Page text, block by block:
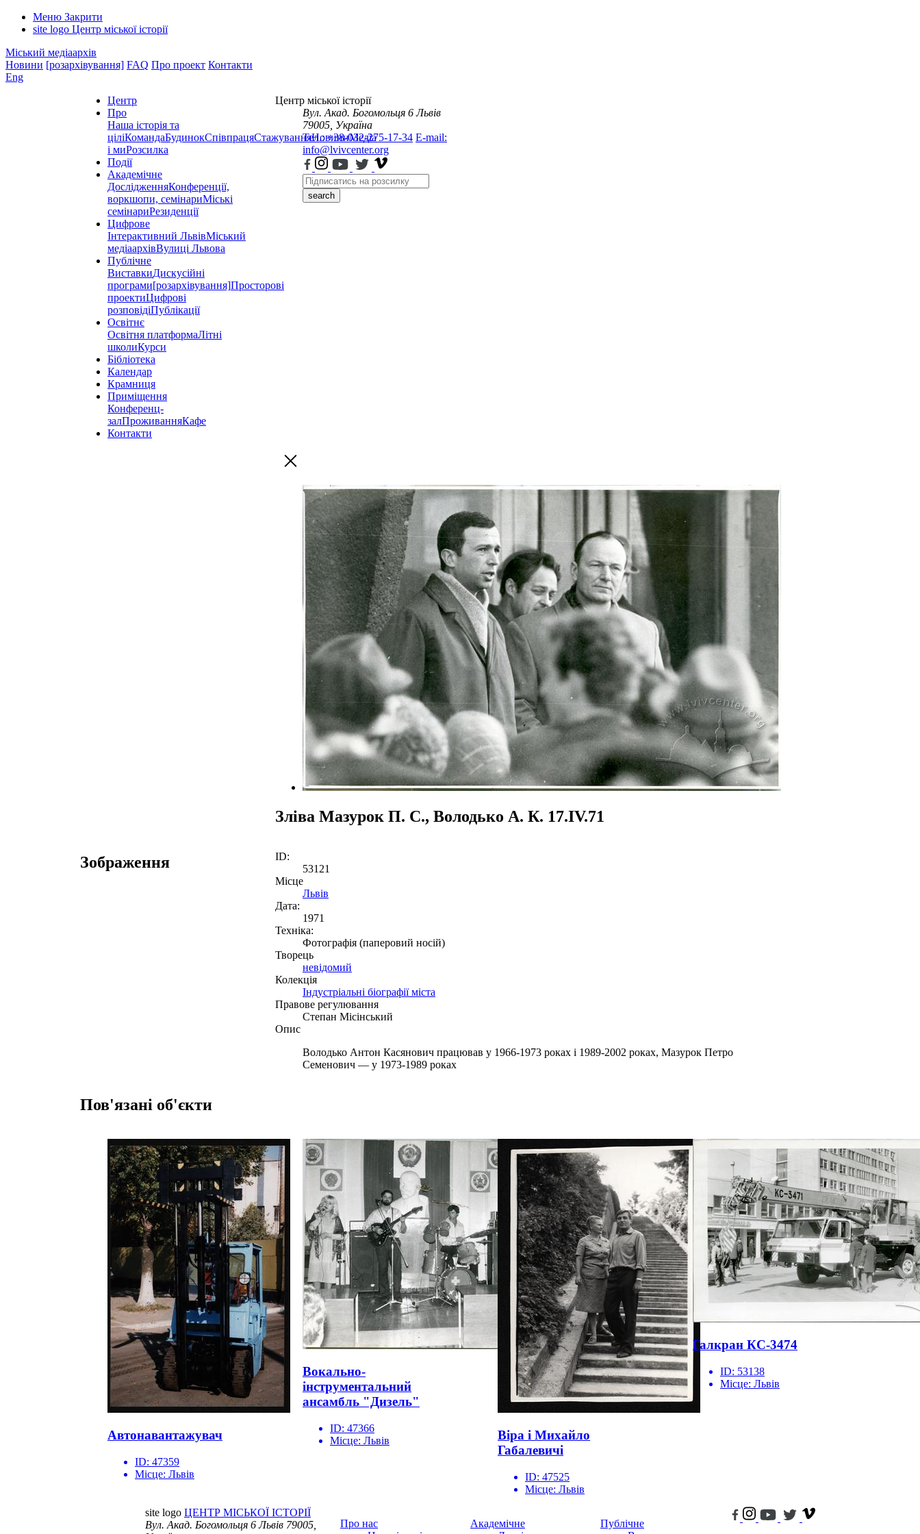
Меню Закрити
site logo Центр міської історії
Міський медіаархів
Новини [розархівування] FAQ Про проект Контакти
Eng
Центр
Про
Наша історія та
ціліКомандаБудинокСпівпрацяСтажуванняНовиниМедіа
і миРозсилка
Події
Академічне
ДослідженняКонференції,
воркшопи, семінариМіські
семінариРезиденції
Цифрове
Інтерактивний ЛьвівМіський
медіаархівВулиці Львова
Публічне
ВиставкиДискусійні
програми[розархівування]Просторові
проектиЦифрові
розповідіПублікації
Освітнє
Освітня платформаЛітні
школиКурси
Бібліотека
Календар
Крамниця
Приміщення
Конференц-
залПроживанняКафе
Контакти
Центр міської історії
Вул. Акад. Богомольця 6 Львів
79005, Україна
Тел.: +38-032-275-17-34 E-mail:
info@lvivcenter.org
search
Зліва Мазурок П. С., Володько А. К. 17.IV.71
Зображення
ID:
53121
Місце
Львів
Дата:
1971
Техніка:
Фотографія (паперовий носій)
Творець
невідомий
Колекція
Індустріальні біографії міста
Правове регулювання
Степан Місінський
Опис
Володько Антон Касянович працював у 1966-1973 роках і 1989-2002 роках, Мазурок Петро
Семенович — у 1973-1989 роках
Пов'язані об'єкти
Автонавантажувач
ID: 47359
Місце: Львів
Вокально-
інструментальний
ансамбль "Дизель"
ID: 47366
Місце: Львів
Віра і Михайло
Габалевичі
ID: 47525
Місце: Львів
Галкран КС-3474
ID: 53138
Місце: Львів
site logo ЦЕНТР МІСЬКОЇ ІСТОРІЇ
Вул. Акад. Богомольця 6Львів 79005,
Про нас
Академічне
Публічне